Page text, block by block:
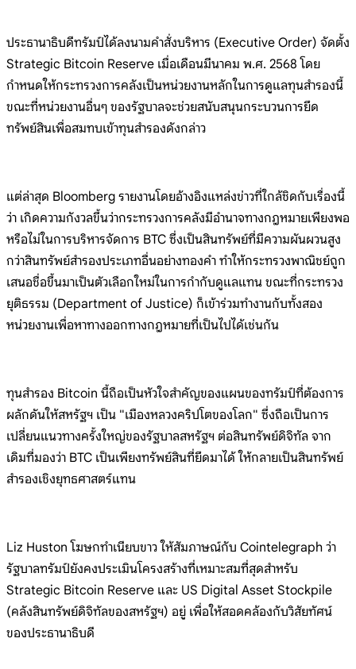
ประธานาธิบดีทรัมป์ได้ลงนามคำสั่งบริหาร (Executive Order) จัดตั้ง
Strategic Bitcoin Reserve เมื่อเดือนมีนาคม พ.ศ. 2568โดย
กำหนดให้กระทรวงการคลังเป็นหน่วยงานหลักในการดูแลทุนสำรองนี้
ขณะที่หน่วยงานอื่นๆ ของรัฐบาลจะช่วยสนับสนุนกระบวนการยึด
ทรัพย์สินเพื่อสมทบเข้าทุนสำรองดังกล่าว
แต่ล่าสุด Bloomberg รายงานโดยอ้างอิงแหล่งข่าวที่ใกล้ชิดกับเรื่องนี้
ว่า เกิดความกังวลขึ้นว่ากระทรวงการคลังมีอำนาจทางกฎหมายเพียงพอ
หรือไม่ในการบริหารจัดการ BTC ซึ่งเป็นสินทรัพย์ที่มีความผันผวนสูง
กว่าสินทรัพย์สำรองประเภทอื่นอย่างทองคำ ทำให้กระทรวงพาณิชย์ถูก
เสนอชื่อขึ้นมาเป็นตัวเลือกใหม่ในการกำกับดูแลแทน ขณะที่กระทรวง
ยุติธรรม (Department of Justice) ก็เข้าร่วมทำงานกับทั้งสอง
หน่วยงานเพื่อหาทางออกทางกฎหมายที่เป็นไปได้เช่นกัน
ทุนสำรอง Bitcoin นี้ถือเป็นหัวใจสำคัญของแผนของทรัมป์ที่ต้องการ
ผลักดันให้สหรัฐฯ เป็น "เมืองหลวงคริปโตของโลก" ซึ่งถือเป็นการ
เปลี่ยนแนวทางครั้งใหญ่ของรัฐบาลสหรัฐฯ ต่อสินทรัพย์ดิจิทัล จาก
เดิมที่มองว่า BTC เป็นเพียงทรัพย์สินที่ยึดมาได้ให้กลายเป็นสินทรัพย์
สำรองเชิงยุทธศาสตร์แทน
Liz Huston โฆษกทำเนียบขาวให้สัมภาษณ์กับ Cointelegraph ว่า
รัฐบาลทรัมป์ยังคงประเมินโครงสร้างที่เหมาะสมที่สุดสำหรับ
Strategic Bitcoin Reserve และ US Digital Asset Stockpile
(คลังสินทรัพย์ดิจิทัลของสหรัฐฯ) อยู่ เพื่อให้สอดคล้องกับวิสัยทัศน์
ของประธานาธิบดี